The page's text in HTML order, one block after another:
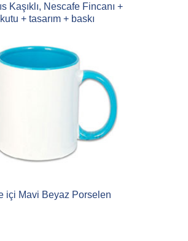
Kaşıklı, Nescafe Fincanı +
+ tasarım + baskı
içi Mavi Beyaz Porselen